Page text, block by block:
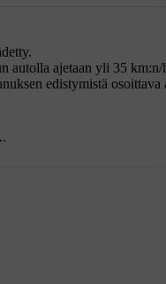
autolla ajetaan yli 35
edistymistä
.